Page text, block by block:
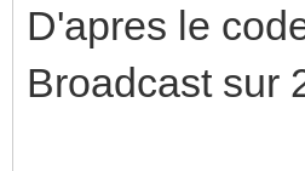
D'apres le
Broadcast sur